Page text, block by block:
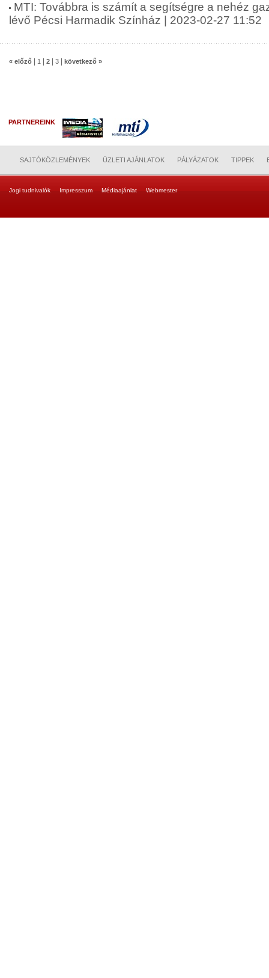
MTI: Továbbra is számít a segítségre a nehéz
lévő Pécsi Harmadik Színház | 2023-02-27 11:52
« előző 1 2 3 következő »
PARTNEREINK
SAJTÓKÖZLEMÉNYEK ÜZLETI AJÁNLATOK PÁLYÁZATOK TIPPEK
Jogi tudnivalók Impresszum Médiaajánlat Webmester